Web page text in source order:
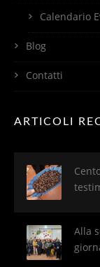
Calendario
Blog
Contatti
ARTICOLI
Alla